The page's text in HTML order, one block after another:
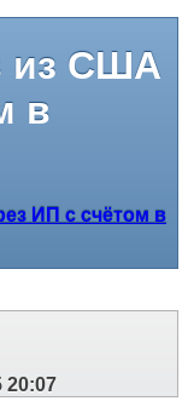
из США
в
ИП с счётом в
20:07